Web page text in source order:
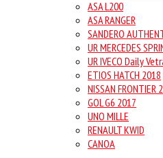
ASA L200
ASA RANGER
SANDERO
UR MERCEDES
UR IVECO Daily
ETIOS HATCH 2018
NISSAN FRONTIER
GOL G6 2017
UNO MILLE
RENAULT KWID
CANOA